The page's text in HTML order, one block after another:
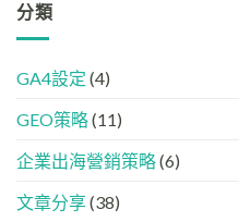
HTML
設
定
指
FB、
Threads、
內
分
中
現？
文
懂
GEO、
經
化
GEO
時
下，
分類
GA4設定 (4)
GEO策略(11)
企業出海營銷策略(6)
文章分享(38)